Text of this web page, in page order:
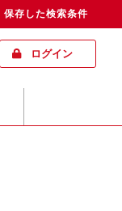
ログイン
保存した検索条件